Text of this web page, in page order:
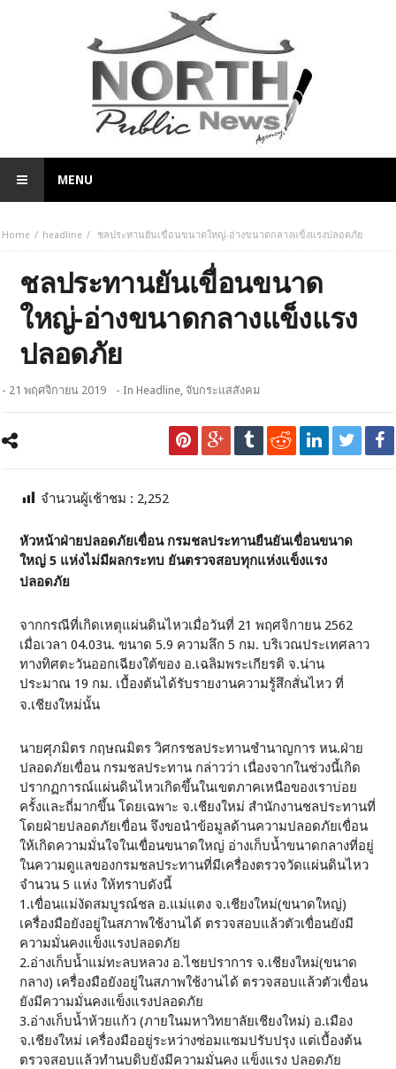
MENU
Home headline ชลประทานยันเขื่อนขนาดใหญ่-อ่างขนาดกลางแข็งแรงปลอดภัย
ชลประทานยันเขื่อนขนาด
ใหญ่-อ่างขนาดกลางแข็งแรง
ปลอดภัย
- 21 พฤศจิกายน 2019 - InHeadline, จับกระแสสังคม
จำนวนผู้เช้าชม : 2,252
หัวหน้าฝ่ายปลอดภัยเขื่อน กรมชลประทานยืนยันเขื่อนขนาด
ใหญ่ 5 แห่งไม่มีผลกระทบ ยันตรวจสอบทุกแห่งแข็งแรง
ปลอดภัย
จากกรณีที่เกิดเหตุแผ่นดินไหวเมื่อวันที่ 21 พฤศจิกายน 2562
เมื่อเวลา 04.03น. ขนาด 5.9 ความลึก 5 กม. บริเวณประเทศลาว
ทางทิศตะวันออกเฉียงใต้ของ อ.เฉลิมพระเกียรติ จ.น่าน
ประมาณ 19 กม. เบื้องต้นได้รับรายงานความรู้สึกสั่นไหว ที่
จ.เชียงใหม่นั้น
นายศุภมิตร กฤษณมิตร วิศกรชลประทานชำนาญการ หน.ฝ่าย
ปลอดภัยเขื่อน กรมชลประทาน กล่าวว่า เนื่องจากในช่วงนี้เกิด
ปรากฏการณ์แผ่นดินไหวเกิดขึ้นในเขตภาคเหนือของเราบ่อย
ครั้งและถี่มากขึ้น โดยเฉพาะ จ.เชียงใหม่ สำนักงานชลประทานที่
โดยฝ่ายปลอดภัยเขื่อน จึงขอนำข้อมูลด้านความปลอดภัยเขื่อน
ให้เกิดความมั่นใจในเขื่อนขนาดใหญ่ อ่างเก็บน้ำขนาดกลางที่อยู่
ในความดูแลของกรมชลประทานที่มีเครื่องตรวจวัดแผ่นดินไหว
จำนวน 5 แห่ง ให้ทราบดังนี้
1.เขื่อนแม่งัดสมบูรณ์ชล อ.แม่แตง จ.เชียงใหม่(ขนาดใหญ่)
เครื่องมือยังอยู่ในสภาพใช้งานได้ ตรวจสอบแล้วตัวเขื่อนยังมี
ความมั่นคงแข็งแรงปลอดภัย
2.อ่างเก็บน้ำแม่ทะลบหลวง อ.ไชยปราการ จ.เชียงใหม่(ขนาด
กลาง) เครื่องมือยังอยู่ในสภาพใช้งานได้ ตรวจสอบแล้วตัวเขื่อน
ยังมีความมั่นคงแข็งแรงปลอดภัย
3.อ่างเก็บน้ำห้วยแก้ว (ภายในมหาวิทยาลัยเชียงใหม่) อ.เมือง
จ.เชียงใหม่ เครื่องมืออยู่ระหว่างซ่อมแซมปรับปรุง แต่เบื้องต้น
ตรวจสอบแล้วทำนบดิบยังมีความมั่นคง แข็งแรง ปลอดภัย